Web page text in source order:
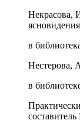
Некрасова,
в
Нестерова,
в